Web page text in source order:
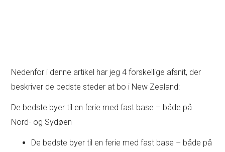
Nedenfor i denne artikel har jeg 4 forskellige afsnit, der
beskriver de bedste steder at bo i New Zealand:
De bedste byer til en ferie med fast base – både på
Nord- og Sydøen
De bedste byer til en ferie med fast base – både på